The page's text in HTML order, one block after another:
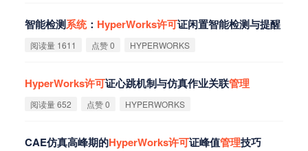
智能检测系统： HyperWorks许可证闲置智能检测与提醒
阅读量 1611 点赞 0 HYPERWORKS
HyperWorks许可证心跳机制与仿真作业关联管理
阅读量 652 点赞 0 HYPERWORKS
CAE仿真高峰期的HyperWorks许可证峰值管理技巧